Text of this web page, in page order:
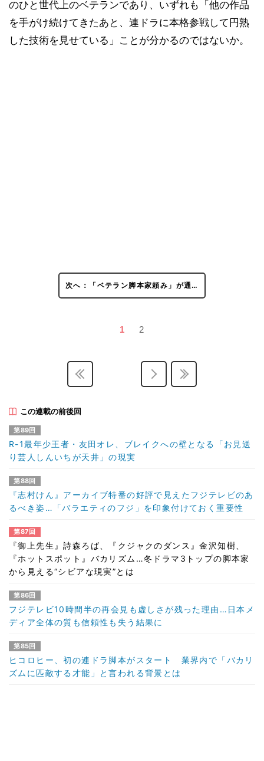
のひと世代上のベテランであり、いずれも「他の作品
を手がけ続けてきたあと、連ドラに本格参戦して円熟
した技術を見せている」ことが分かるのではないか。
次へ：「ベテラン脚本家頼み」が通…
1 2
この連載の前後回
第89回
R-1最年少王者・友田オレ、ブレイクへの壁となる「お見送
り芸人しんいちが天井」の現実
第88回
『志村けん』アーカイブ特番の好評で見えたフジテレビのあ
るべき姿…「バラエティのフジ」を印象付けておく重要性
第87回
『御上先生』詩森ろば、『クジャクのダンス』金沢知樹、
『ホットスポット』バカリズム…冬ドラマ3トップの脚本家
から見える“シビアな現実”とは
第86回
フジテレビ10時間半の再会見も虚しさが残った理由…日本メ
ディア全体の質も信頼性も失う結果に
第85回
ヒコロヒー、初の連ドラ脚本がスタート 業界内で「バカリ
ズムに匹敵する才能」と言われる背景とは